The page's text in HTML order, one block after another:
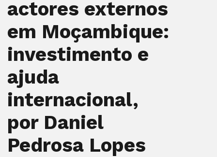
actores externos
em Moçambique:
investimento e
ajuda
internacional,
por Daniel
Pedrosa Lopes